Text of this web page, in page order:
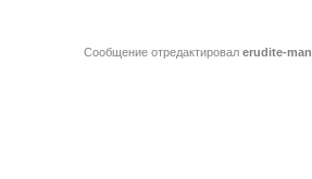
Сообщение отредактировал erudite-man